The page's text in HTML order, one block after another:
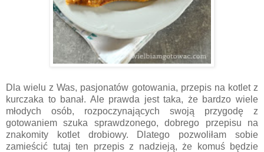
Dla wielu z Was, pasjonatów gotowania, przepis na kotlet z
kurczaka to banał. Ale prawda jest taka, że bardzo wiele
młodych osób, rozpoczynających swoją przygodę z
gotowaniem szuka sprawdzonego, dobrego przepisu na
znakomity kotlet drobiowy. Dlatego pozwoliłam sobie
zamieścić tutaj ten przepis z nadzieją, że komuś będzie